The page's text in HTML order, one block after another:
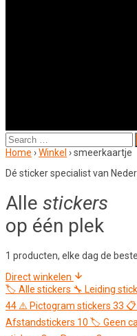
Search
for:
Home ›Winkel ›smeerkaartje
Dé sticker specialist van
Alle stickers
op één plek
1 producten, elke dag de
Direct winkelen
🏷️ Alle stickers 🔧 Leiding
44 ⚠️ Pictogram stickers 33 📋
Afstandstickers 10 🏷️ Geen